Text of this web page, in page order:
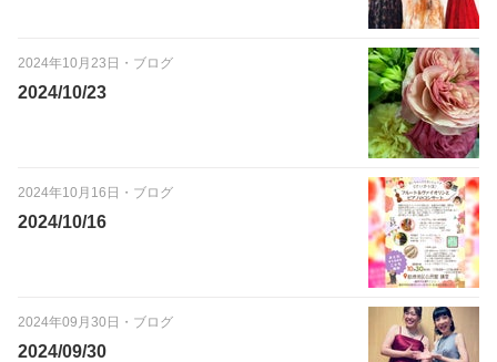
2024年10月23日 ・ ブログ
2024/10/23
2024年10月16日 ・ ブログ
2024/10/16
2024年09月30日 ・ ブログ
2024/09/30